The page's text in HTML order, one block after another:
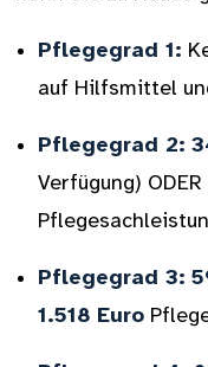
Pflegegrad 1:
auf Hilfsmittel
Pflegegrad 2:
Verfügung)
Pflegegrad 3:
1.518 Euro